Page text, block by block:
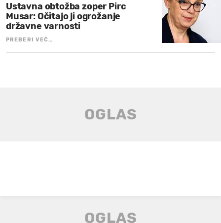
Ustavna obtožba zoper Pirc
Musar: Očitajo ji ogrožanje
državne varnosti
PREBERI VEČ…